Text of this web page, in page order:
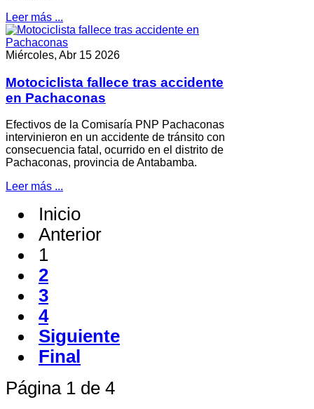
Leer más ...
Miércoles, Abr 15 2026
Motociclista fallece tras accidente
en Pachaconas
Efectivos de la Comisaría PNP Pachaconas
intervinieron en un accidente de tránsito con
consecuencia fatal, ocurrido en el distrito de
Pachaconas, provincia de Antabamba.
Leer más ...
Inicio
Anterior
1
2
3
4
Siguiente
Final
Página 1 de 4